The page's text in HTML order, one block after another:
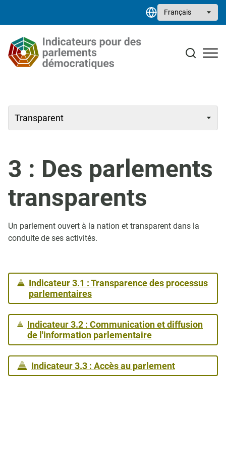
Select your language
Bibliothèque de ressources
Contact
3 : Des parlements
transparents
Un parlement ouvert à la nation et transparent dans la
conduite de ses activités.
Indicateur 3.1 : Transparence des processus
parlementaires
Indicateur 3.2 : Communication et diffusion
de l'information parlementaire
Indicateur 3.3 : Accès au parlement